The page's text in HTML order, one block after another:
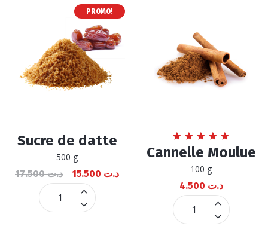
PROMO!
Sucre de datte
500 g
د.ت17.500 د.ت
Sucre
de
Note
5.00
Cannelle Moulue
100 g
د.ت
Cannelle
Moulue